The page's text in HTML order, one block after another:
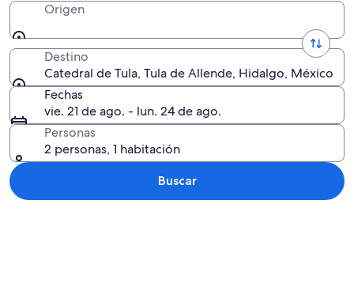
Origen
Destino
Catedral de Tula, Tula de Allende, Hidalgo, México
Fechas
vie. 21 de ago. - lun. 24 de ago.
Personas
2 personas, 1 habitación
Buscar